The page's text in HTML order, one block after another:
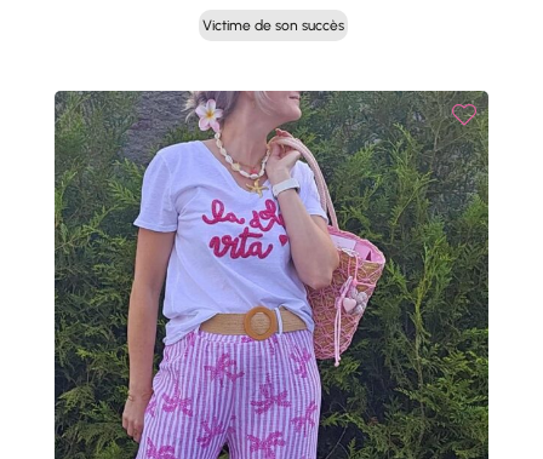
prix
initial
29,00 €.
prix
actuel
10,00 €.
Victime de son succès